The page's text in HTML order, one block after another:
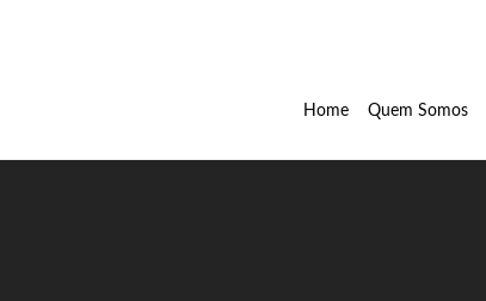
Home Quem Somos